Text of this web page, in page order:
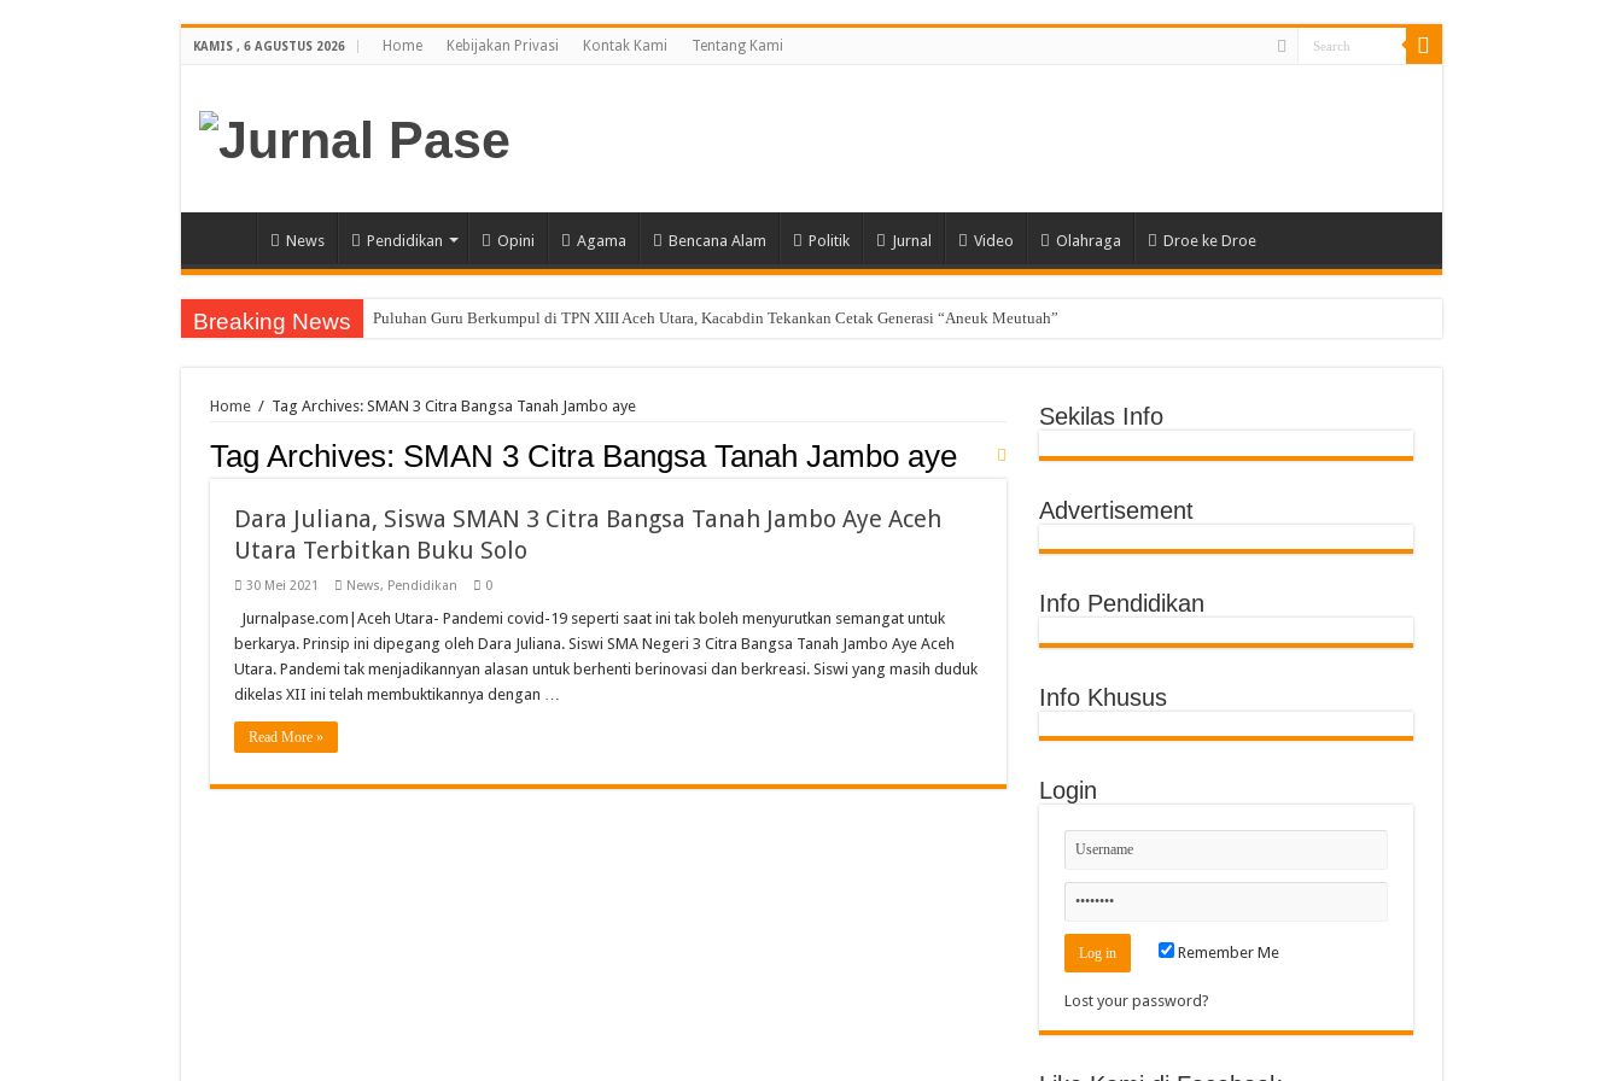
KAMIS , 6 AGUSTUS 2026 Home Kebijakan Privasi Kontak Kami Tentang Kami
News Pendidikan Opini Agama Bencana Alam Politik Jurnal Video Olahraga Droe ke Droe
Breaking News Puluhan Guru Berkumpul di TPN XIII Aceh Utara, Kacabdin Tekankan Cetak Generasi “Aneuk Meutuah”
Membanggakan, Tiga Orang Siswa SMAN Unggul Aceh Timur Juara Lokakarya BTI 2026
Guru PJOK SMAN 1 Calang Raih Juara II Nasional Kempo 2026
7 Siswa SMAN 1 Dewantara Lolos ke OSN Provinsi, Siap Harumkan Aceh Utara
SLB YBSM Banda Aceh Raih Juara Umum di Acara Kontes Sekolah
Bidang Literasi IGI Aceh Timur Raih Penghargaan Buku Etnik Nusantara
SMAN Unggul Aceh Timur Terima Penghargaan Sekolah Adiwiyata Tingkat Provinsi 2026
Semarak Pembagian Rapor di MIN 11 Banda Aceh: Penghargaan Prestasi, Literasi, dan Karya Guru
Home / Tag Archives: SMAN 3 Citra Bangsa Tanah Jambo aye
Tag Archives: SMAN 3 Citra Bangsa Tanah Jambo aye
Dara Juliana, Siswa SMAN 3 Citra Bangsa Tanah Jambo Aye Aceh
Utara Terbitkan Buku Solo
30 Mei 2021 News, Pendidikan 0
Jurnalpase.com|Aceh Utara- Pandemi covid-19 seperti saat ini tak boleh menyurutkan semangat untuk
berkarya. Prinsip ini dipegang oleh Dara Juliana. Siswi SMA Negeri 3 Citra Bangsa Tanah Jambo Aye Aceh
Utara. Pandemi tak menjadikannyan alasan untuk berhenti berinovasi dan berkreasi. Siswi yang masih duduk
dikelas XII ini telah membuktikannya dengan …
Read More »
Sekilas Info
Advertisement
Info Pendidikan
Info Khusus
Login
Remember Me
Lost your password?